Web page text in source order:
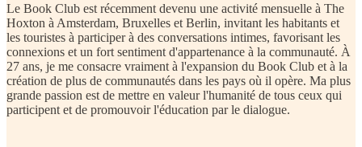
Le Book Club est récemment devenu une activité mensuelle à The
Hoxton à Amsterdam, Bruxelles et Berlin, invitant les habitants et
les touristes à participer à des conversations intimes, favorisant les
connexions et un fort sentiment d'appartenance à la communauté. À
27 ans, je me consacre vraiment à l'expansion du Book Club et à la
création de plus de communautés dans les pays où il opère. Ma plus
grande passion est de mettre en valeur l'humanité de tous ceux qui
participent et de promouvoir l'éducation par le dialogue.